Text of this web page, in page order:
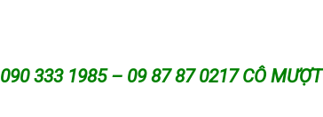
090 333 1985 – 09 87 87 0217 CÔ MƯỢT